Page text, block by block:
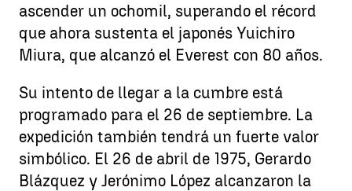
ascender un ochomil, superando el récord
que ahora sustenta el japonés Yuichiro
Miura, que alcanzó el Everest con 80 años.
Su intento de llegar a la cumbre está
programado para el 26 de septiembre. La
expedición también tendrá un fuerte valor
simbólico. El 26 de abril de 1975, Gerardo
Blázquez y Jerónimo López alcanzaron la